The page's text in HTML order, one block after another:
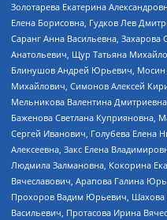
Золотарева Екатерина
Елена Борисовна, Гудков Лев
Саранг Анна Васильевна, Захарова
Анатольевич, Щур Татьяна
Блинушов Андрей Юрьевич, Мосин
Михайлович, Симонов Алексей
Мельникова Валентина
Баженова Светлана Куприяновна,
Сергей Иванович, Голубева Елена
Алексеевна, Закс Елена
Людмила Залмановна, Кокорина
Вячеславович, Арапова Галина
Прохоров Вадим Юрьевич, Шахова
Васильевич, Протасова Ирина